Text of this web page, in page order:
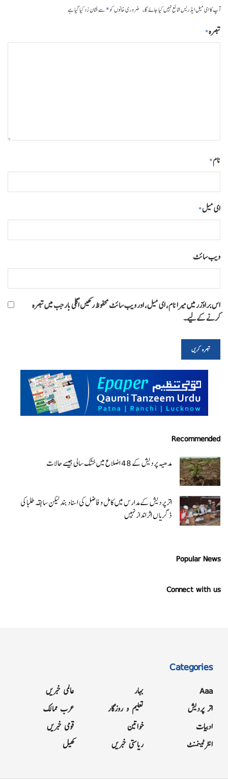
آپ کا ای میل ایڈریس شائع نہیں کیا جائے گا۔ ضروری خانوں کو*سے نشان زد کیا گیا ہے
تبصرہ*
نام*
ای میل*
ویب‌ سائٹ
اس براؤزر میں میرا نام، ای میل، اور ویب سائٹ محفوظ رکھیں اگلی بار جب میں تبصرہ
کرنے کےلیے۔
Recommended
مدھیہ پردیش کے 48 اضلاع میں خشک سالی جیسے حالات
اتر پردیش کےمدارس میں کامل و فاضل کی اسناد بند لیکن سابقہ طلبا کی
ڈگریا ں اثرانداز نہیں
Popular News
Connect with us
Categories
Aaa
اتر پردیش
ادبیات
انٹرٹینمنٹ
بہار
تعلیم و روزگار
خواتین
ریاستی خبریں
عالمی خبریں
عرب ممالک
قومی خبریں
کھیل